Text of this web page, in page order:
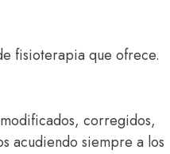
fisioterapia que ofrece.
corregidos,
acudiendo siempre a los